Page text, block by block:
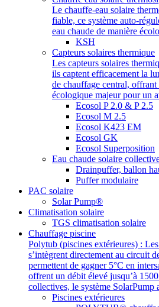
Le chauffe-eau solaire
fiable, ce système auto-
eau chaude de manière
KSH
Capteurs solaires thermique
Les capteurs solaires
ils captent efficacement la
de chauffage central, offrant
écologique majeur pour un
Ecosol P 2.0 & P 2.5
Ecosol M 2.5
Ecosol K423 EM
Ecosol GK
Ecosol Superposition
Eau chaude solaire
Drainpuffer, ballon
Puffer modulaire
PAC solaire
Solar Pump®
Climatisation solaire
TGS climatisation solaire
Chauffage piscine
Polytub (piscines extérieures) :
s’intègrent directement au circuit
permettent de gagner 5°C en
offrent un débit élevé jusqu’à
collectives, le système SolarPump
Piscines extérieures